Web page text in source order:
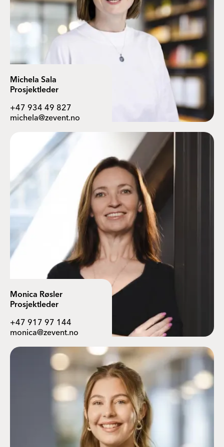
Michela Sala
Prosjektleder
+47 934 49 827
michela@zevent.no
Monica Røsler
Prosjektleder
+47 917 97 144
monica@zevent.no